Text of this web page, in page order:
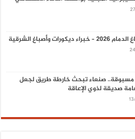
الشرقية
صنعاء تبحث خارطة طريق لجعل
صديقة لذوي الإعاقة